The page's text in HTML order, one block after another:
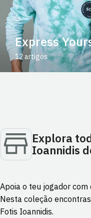
Express
12 artigos
Explora
Ioannidis
Apoia o teu jogador com
Nesta coleção
Fotis Ioannidis.